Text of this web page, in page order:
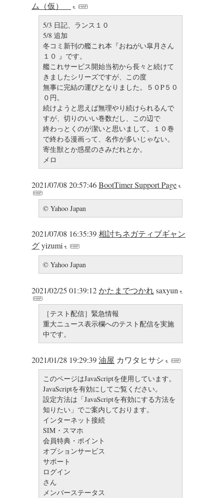
ム（仮）
5/3 日記、ランス１０
5/8 追加
冬コミ新刊の艦これ本『おねがい皐月さん
１０ 』です。
艦これサービス開始当初から長々と続けて
きましたシリーズですが、この度
無事に完結の運びとなりました。５０P５０
０円。
続けようと思えば無理やり続けられるんで
すが、切りのいい巻数だし、この辺で
終わっとくのが潔いと思いまして。１０巻
で終わる漫画って、名作が多いじゃない。
寄生獣とか惑星のさみだれとか。
メロ
2021/07/08 20:57:46BootTimer Support Page
© Yahoo Japan
2021/07/08 16:35:39相討ちネガティブギャン
グyizumi
© Yahoo Japan
2021/02/25 01:39:12かたまでつかれsaxyun
［テスト配信］緊急情報
重大ニュース表示欄へのテスト配信を実施
中です。
2021/01/28 19:29:39油屋 カワタヒサシ
このページはJavaScriptを使用しています。
JavaScriptを有効にしてご覧ください。
設定方法は「JavaScriptを有効にする方法を
知りたい」でご案内しております。
インターネット接続
SIM・スマホ
会員特典・ポイント
オプションサービス
サポート
ログイン
さん
メンバーステータス